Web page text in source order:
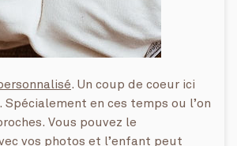
. Un coup de coeur ici
Spécialement en ces temps ou l’on
Vous pouvez le
vos photos et l’enfant peut